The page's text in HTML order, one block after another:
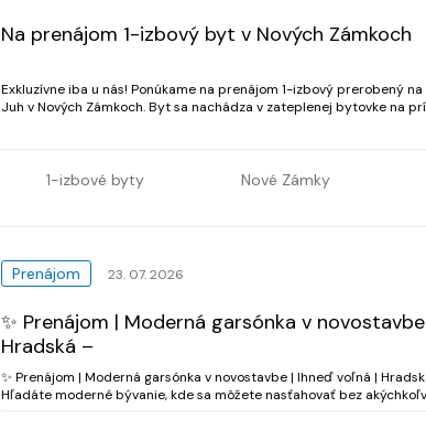
Na prenájom 1-izbový byt v Nových Zámkoch
Exkluzívne iba u nás! Ponúkame na prenájom 1-izbový prerobený
Juh v Nových Zámkoch. Byt sa nachádza v zateplenej bytovke na
1-izbové byty Nové Zámky
Prenájom 23. 07. 2026
✨ Prenájom | Moderná garsónka v
Hradská –
✨ Prenájom | Moderná garsónka v novostavbe | Ihneď voľná |
Hľadáte moderné bývanie, kde sa môžete nasťahovať bez